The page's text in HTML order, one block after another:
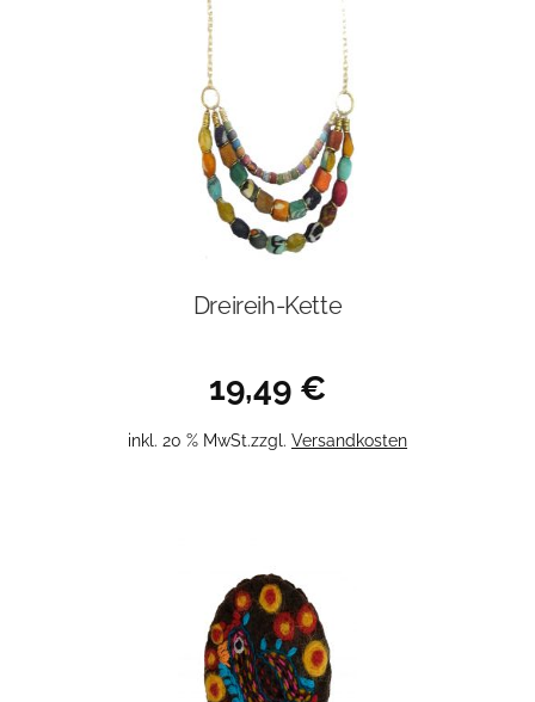
Dreireih-Kette
19,49 €
inkl. 20 % MwSt.zzgl. Versandkosten